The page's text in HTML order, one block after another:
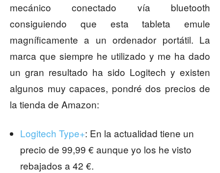
mecánico conectado vía bluetooth
consiguiendo que esta tableta emule
magníficamente a un ordenador portátil. La
marca que siempre he utilizado y me ha dado
un gran resultado ha sido Logitech y existen
algunos muy capaces, pondré dos precios de
la tienda de Amazon:
Logitech Type+: En la actualidad tiene un
precio de 99,99 € aunque yo los he visto
rebajados a 42 €.